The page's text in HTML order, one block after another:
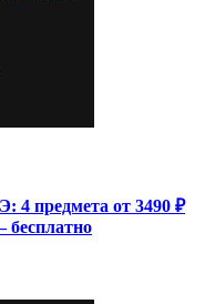
4 предмета от 3490 ₽
бесплатно